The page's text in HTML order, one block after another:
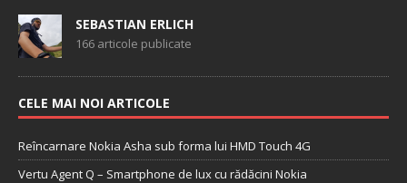
SEBASTIAN ERLICH
166 articole publicate
CELE MAI NOI ARTICOLE
Reîncarnare Nokia Asha sub forma lui HMD Touch 4G
Vertu Agent Q – Smartphone de lux cu rădăcini Nokia